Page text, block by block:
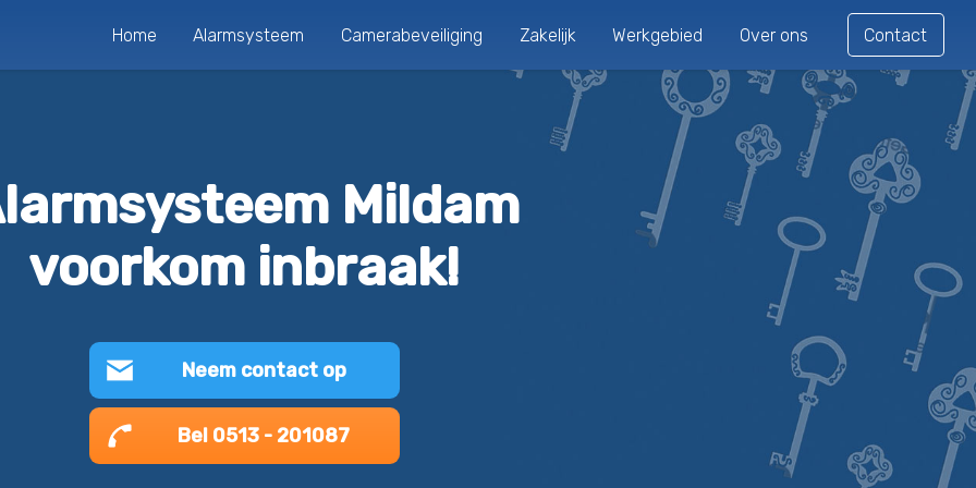
Home Alarmsysteem Camerabeveiliging Zakelijk Werkgebied Over ons Contact
Mildam
voorkom inbraak!
Neem contact op
Bel 0513 - 201087